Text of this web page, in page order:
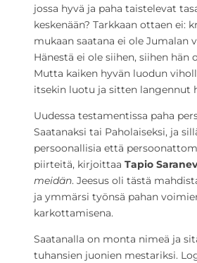
jossa hyvä ja paha taistelevat
keskenään? Tarkkaan ottaen ei:
mukaan saatana ei ole Jumalan
Hänestä ei ole siihen, siihen hän
Mutta kaiken hyvän luodun
itsekin luotu ja sitten langennut
Uudessa testamentissa paha
Saatanaksi tai Paholaiseksi, ja
persoonallisia että
piirteitä, kirjoittaa Tapio
meidän. Jeesus oli tästä
ja ymmärsi työnsä pahan
karkottamisena.
Saatanalla on monta nimeä ja
tuhansien juonien mestariksi.